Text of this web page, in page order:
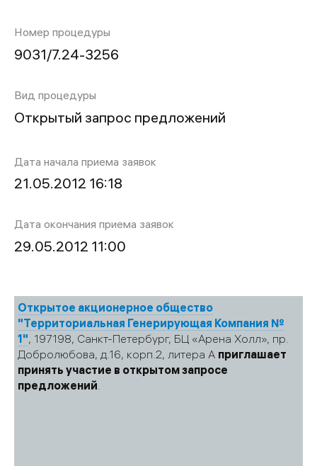
Номер процедуры
9031/7.24-3256
Вид процедуры
Открытый запрос предложений
Дата начала приема заявок
21.05.2012 16:18
Дата окончания приема заявок
29.05.2012 11:00
Открытое акционерное общество
"Территориальная Генерирующая Компания №
1", 197198, Санкт-Петербург, БЦ «Арена Холл», пр.
Добролюбова, д.16, корп.2, литера А приглашает
принять участие в открытом запросе
предложений.